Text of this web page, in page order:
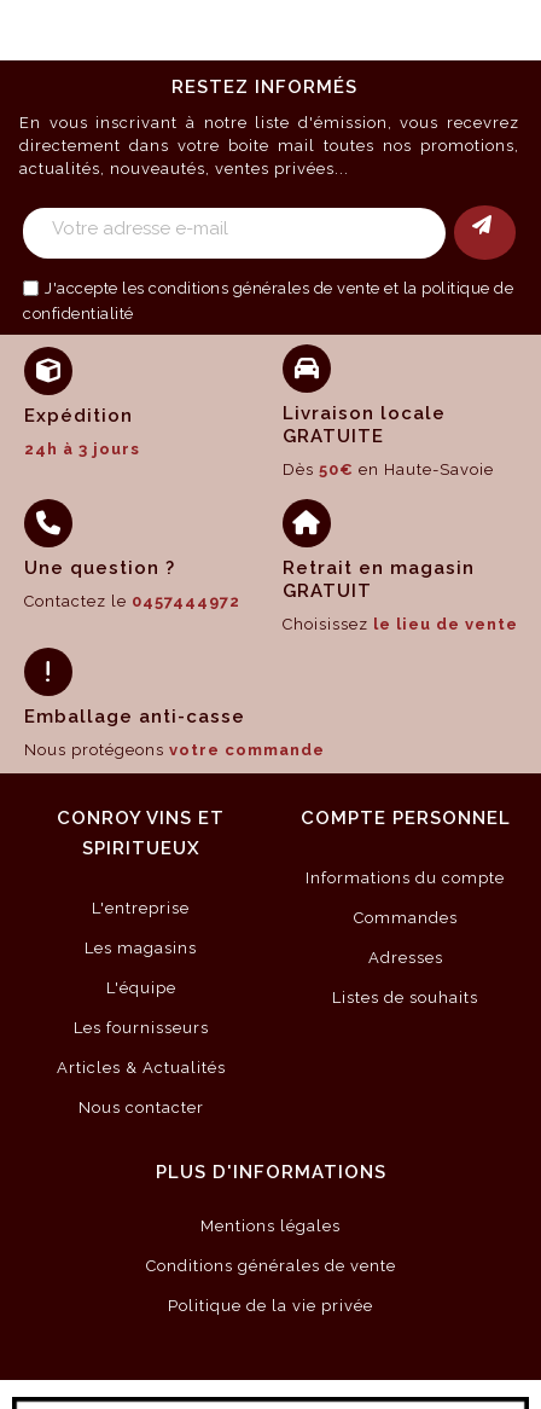
RESTEZ INFORMÉS
En vous inscrivant à notre liste d'émission, vous recevrez
directement dans votre boite mail toutes nos promotions,
actualités, nouveautés, ventes privées...
J'accepte les conditions générales de vente et la politique de
confidentialité
Expédition
24h à 3 jours
Livraison locale
GRATUITE
Dès 50€ en Haute-Savoie
Une question ?
Contactez le 0457444972
Retrait en magasin
GRATUIT
Choisissez le lieu de vente
Emballage anti-casse
Nous protégeons votre commande
CONROY VINS ET
SPIRITUEUX
L'entreprise
Les magasins
L'équipe
Les fournisseurs
Articles & Actualités
Nous contacter
COMPTE PERSONNEL
Informations du compte
Commandes
Adresses
Listes de souhaits
PLUS D'INFORMATIONS
Mentions légales
Conditions générales de vente
Politique de la vie privée